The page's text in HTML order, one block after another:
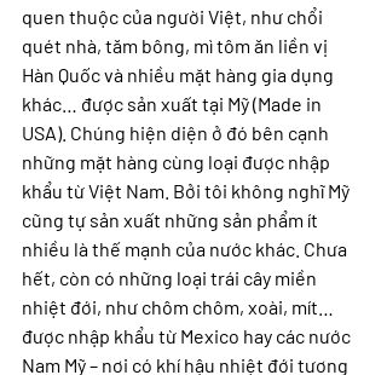
quen thuộc của người Việt, như chổi
quét nhà, tăm bông, mì tôm ăn liền vị
Hàn Quốc và nhiều mặt hàng gia dụng
khác… được sản xuất tại Mỹ (Made in
USA). Chúng hiện diện ở đó bên cạnh
những mặt hàng cùng loại được nhập
khẩu từ Việt Nam. Bởi tôi không nghĩ Mỹ
cũng tự sản xuất những sản phẩm ít
nhiều là thế mạnh của nước khác. Chưa
hết, còn có những loại trái cây miền
nhiệt đới, như chôm chôm, xoài, mít…
được nhập khẩu từ Mexico hay các nước
Nam Mỹ – nơi có khí hậu nhiệt đới tương